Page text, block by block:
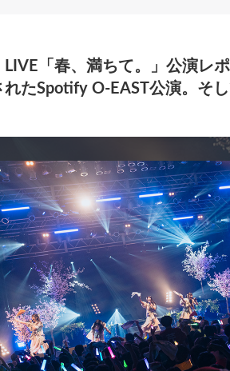
「春、満ちて。」公演レ
たSpotify O-EAST公演。そ